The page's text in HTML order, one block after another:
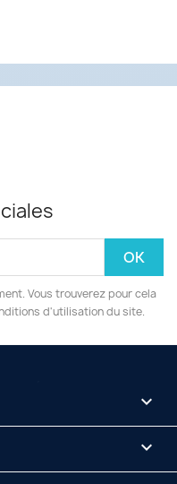
Vous trouverez pour cela
d'utilisation du site.

